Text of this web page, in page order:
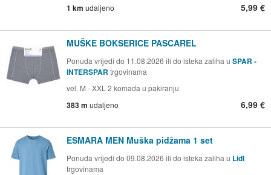
1 km udaljeno 5,99 €
MUŠKE BOKSERICE PASCAREL
Ponuda vrijedi do 11.08.2026 ili do isteka zaliha u SPAR -
INTERSPAR trgovinama
vel. M - XXL 2 komada u pakiranju
383 m udaljeno 6,99 €
ESMARA MEN Muška pidžama 1 set
Ponuda vrijedi do 09.08.2026 ili do isteka zaliha u Lidl
trgovinama